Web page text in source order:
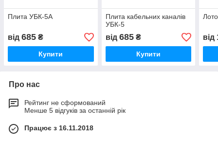
Плита УБК-5А
від 685 ₴
Купити
Плита кабельних каналів
УБК-5
від 685₴
Купити
від
Про нас
Рейтинг не сформований
Менше 5 відгуків за останній рік
Працює з 16.11.2018